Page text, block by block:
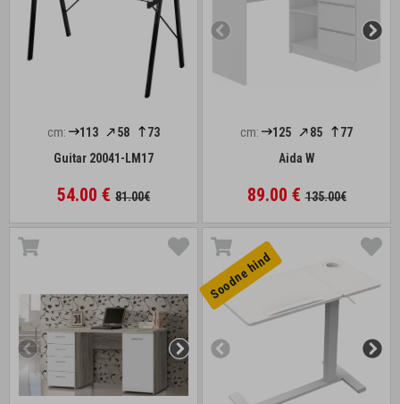
cm: 113 58
73
Guitar 20041-LM17
54.00 € 81.00€
cm: 125 85
77
Aida W
89.00 €135.00€
Soodne hind